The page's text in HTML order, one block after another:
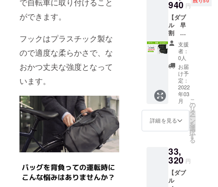
で自転車に取り付けること
ができます。
フックはプラスチック製な
ので適度な柔らかさで、な
おかつ丈夫な強度となって
います。
ルや通
関時の
イレ
ギュ
ラー等
で、お
届け時
期が遅
れる場
合があ
りま
す。"
ださ
い。 ※
ご注文
状況、
使用部
材の供
給状
況、製
造工程
上の都
合等に
より出
荷時期
が遅れ
る場合
があり
※海外輸
トラブ
ルや通
関時の
イレ
ギュ
売予定
価格か
ら
40％OF
F ※リ
ターン
価格は
税込・
送料無
料にな
りま
す。 ※
デザイ
ン・仕
様は変
更にな
す。ご
了承く
ださ
い。 ※
ご注文
940 円
【ダブ
ル 早
割
35％OF
F】50名
限定
【MOK
K モッ
ク】2個
MOKK
×2点
［一般
販売予
定価格
47,600
一般販
売予定
価格か
ら
35％OF
支援
者：
0人
お届
け予
定：
2022
年03
月
詳細を見る
こ
の
リ
タ
ー
ン
を
選
択
す
る
33,
320 円
【ダブ
ル